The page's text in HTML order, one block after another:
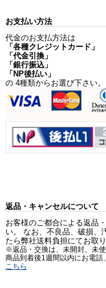
お支払い方法
代金のお支払方法は
「各種クレジットカード」
「代金引換」
「銀行振込」
「NP後払い」
の 4種類からお選び下さい。
返品・キャンセルについて
お客様のご都合による返品
い。 なお、不良品、破損、
たら弊社送料負担にてお取
※返品・交換は、未開封、未
商品到着後1週間以内にお電
こちら